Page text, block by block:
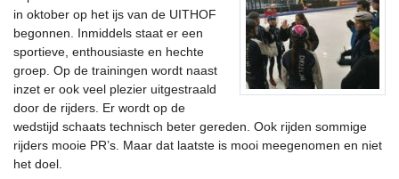
in oktober op het ijs van de UITHOF
begonnen. Inmiddels staat er een
sportieve, enthousiaste en hechte
groep. Op de trainingen wordt naast
inzet er ook veel plezier uitgestraald
door de rijders. Er wordt op de
wedstijd schaats technisch beter gereden. Ook rijden sommige
rijders mooie PR’s. Maar dat laatste is mooi meegenomen en niet
het doel.